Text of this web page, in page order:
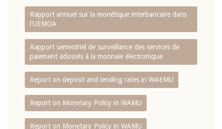
Rapport annuel sur la monétique interbancaire dans
l'UEMOA
Rapport semestriel de surveillance des services de
paiement adossés à la monnaie électronique
Report on deposit and lending rates in WAEMU
Report on Monetary Policy in WAMU
Report on Monetary Policy in WAMU